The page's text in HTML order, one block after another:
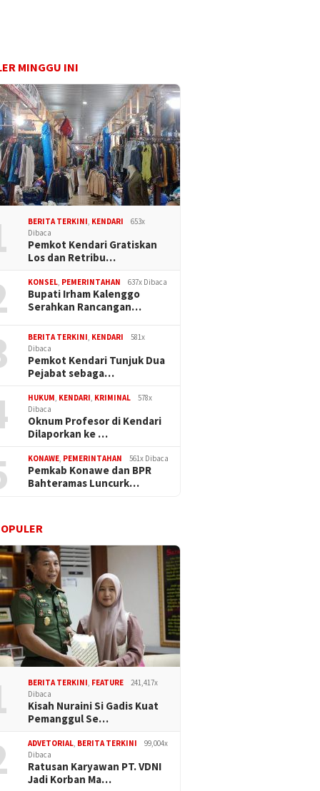
26, 15:05 PM
Keras PT.
Mineral
Pemerintah
Ming, 17 Agustus 25, 16:39 PM
Diguyur Hujan Deras,
Bupati Konawe Pimpin
Upacara HUT RI ke-80
Prabowo–Gibran
MINGGU INI
BERITA TERKINI KENDARI
653x
Dibaca
Pemkot Kendari Gratiskan
Los dan Retribu…
KONSEL PEMERINTAHAN 637x Dibaca
Bupati Irham Kalenggo
Serahkan Rancangan…
BERITA TERKINI KENDARI
581x
Dibaca
Pemkot Kendari Tunjuk Dua
Pejabat sebaga…
HUKUM KENDARI KRIMINAL
578x
Dibaca
Oknum Profesor di Kendari
Dilaporkan ke …
KONAWE PEMERINTAHAN 561x Dibaca
Pemkab Konawe dan BPR
Bahteramas Luncurk…
BERITA TERKINI FEATURE
241,417x
Dibaca
Kisah Nuraini Si Gadis Kuat
Pemanggul Se…
ADVETORIAL BERITA TERKINI
99,004x
Dibaca
Ratusan Karyawan PT. VDNI
Jadi Korban Ma…